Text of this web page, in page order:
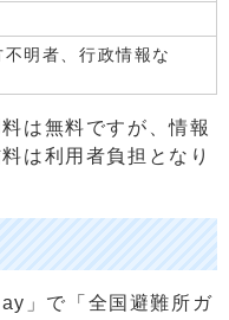
明者、行政情報な
は無料ですが、情報
は利用者負担となり
」で「全国避難所ガ